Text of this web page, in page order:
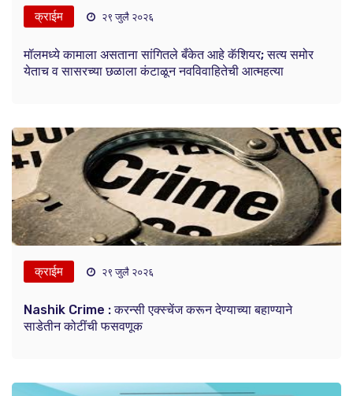
क्राईम २९ जुलै २०२६
मॉलमध्ये कामाला असताना सांगितले बँकेत आहे कॅशियर; सत्य समोर
येताच व सासरच्या छळाला कंटाळून नवविवाहितेची आत्महत्या
क्राईम २९ जुलै २०२६
Nashik Crime : करन्सी एक्स्चेंज करून देण्याच्या बहाण्याने
साडेतीन कोटींची फसवणूक